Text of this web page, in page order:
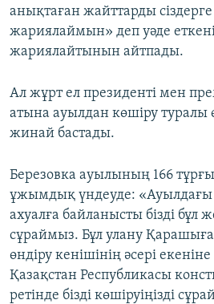
анықтаған жайттарды сіздерге
жариялаймын» деп уәде
жариялайтынын айтпады.
Ал жұрт ел президенті мен
атына ауылдан көшіру туралы
жинай бастады.
Березовка ауылының 166
ұжымдық үндеуде: «Ауылдағы
ахуалға байланысты бізді бұл
сұраймыз. Бұл улану
өндіру кенішінің әсері
Қазақстан Республикасы
ретінде бізді көшіруіңізді